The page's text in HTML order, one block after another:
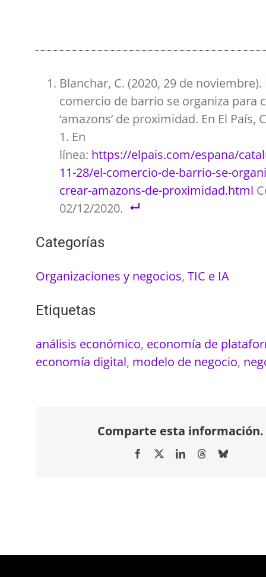
Blanchar, C. (2020, 29 de noviembre).
comercio de barrio se organiza para
‘amazons’ de proximidad. En El País,
1. En
línea: https://elpais.com/espana/
11-28/el-comercio-de-barrio-se-
crear-amazons-de-proximidad.html
02/12/2020.
Categorías
Organizaciones y negocios, TIC e IA
Etiquetas
análisis económico, economía de
economía digital, modelo de negocio,
Comparte esta información.
Facebook LinkedInThreadsBluesky